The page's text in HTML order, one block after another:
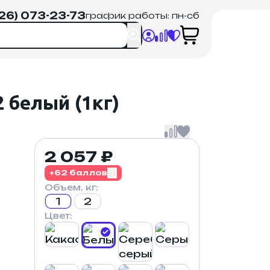
073-23-73график работы: пн-сб
белый (1кг)
2 057 ₽
+62 баллов
Объем, кг:
1 2
Цвет: